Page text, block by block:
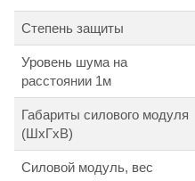
Степень защиты
Уровень шума на
расстоянии 1м
Габариты силового модуля
(ШхГхВ)
Силовой модуль, вес